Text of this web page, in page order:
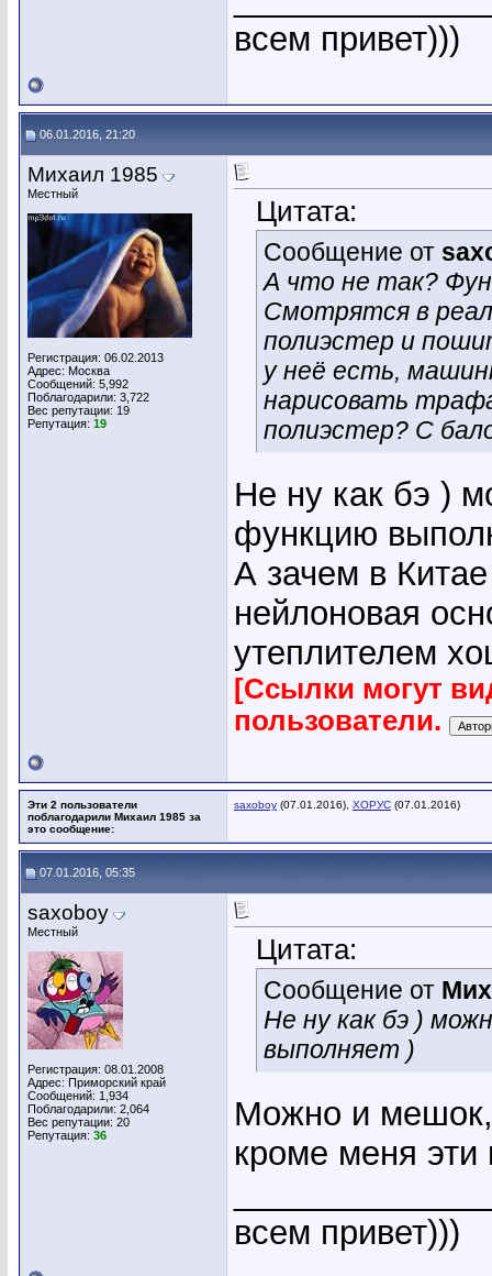
всем привет)))
06.01.2016, 21:20
Михаил 1985
Местный
Регистрация: 06.02.2013
Адрес: Москва
Сообщений: 5,992
Поблагодарили: 3,722
Вес репутации: 19
Репутация: 19
Цитата:
Сообщение от
А что не так?
Смотрятся в
полиэстер и
у неё есть,
нарисовать
полиэстер? С
Не ну как бэ )
функцию
А зачем в
нейлоновая
утеплителем
[Ссылки могут
пользователи.
Эти 2 пользователи
поблагодарили Михаил 1985 за
это сообщение:
saxoboy (07.01.2016), ХОРУС (07.01.2016)
07.01.2016, 05:35
saxoboy
Местный
Регистрация: 08.01.2008
Адрес: Приморский край
Сообщений: 1,934
Поблагодарили: 2,064
Вес репутации: 20
Репутация: 36
Цитата:
Сообщение от
Не ну как бэ )
выполняет )
Можно и
кроме меня эти
всем привет)))